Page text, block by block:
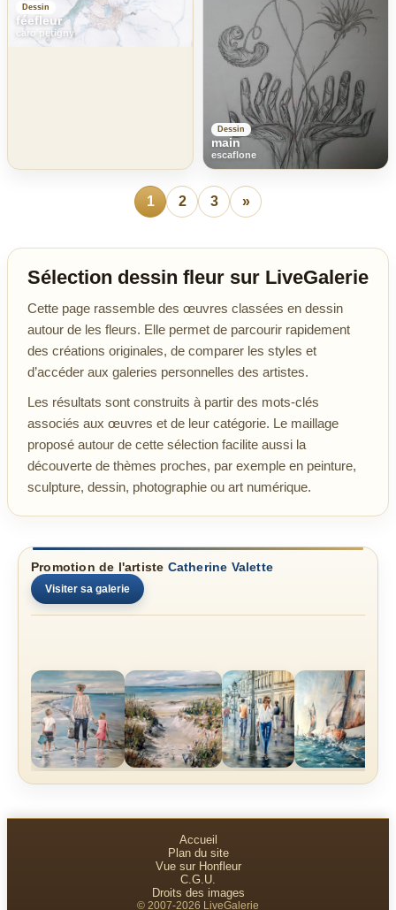
Dessin
féefleur
caro petigny
Dessin
main
escaflone
1 2 3 »
Sélection dessin fleur sur LiveGalerie
Cette page rassemble des œuvres classées en dessin
autour de les fleurs. Elle permet de parcourir rapidement
des créations originales, de comparer les styles et
d’accéder aux galeries personnelles des artistes.
Les résultats sont construits à partir des mots-clés
associés aux œuvres et de leur catégorie. Le maillage
proposé autour de cette sélection facilite aussi la
découverte de thèmes proches, par exemple en peinture,
sculpture, dessin, photographie ou art numérique.
Promotion de l'artiste Catherine Valette
Visiter sa galerie
Accueil
Plan du site
Vue sur Honfleur
C.G.U.
Droits des images
© 2007-2026 LiveGalerie